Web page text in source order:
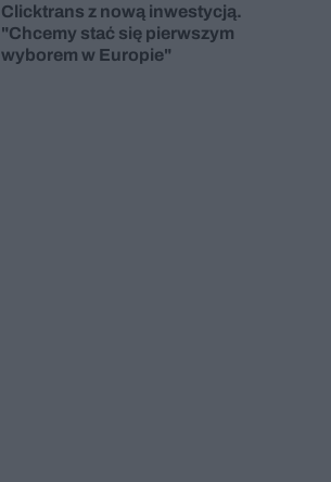
Clicktrans z nową inwestycją.
"Chcemy stać się pierwszym
wyborem w Europie"